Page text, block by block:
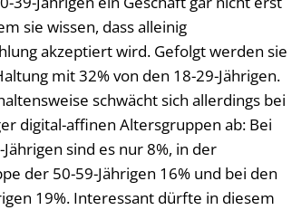
sie wissen, dass alleinig
akzeptiert wird. Gefolgt werden sie
mit 32% von den 18-29-Jährigen.
schwächt sich allerdings bei
digital-affinen Altersgruppen ab: Bei
sind es nur 8%, in der
der 50-59-Jährigen 16% und bei den
19%. Interessant dürfte in diesem